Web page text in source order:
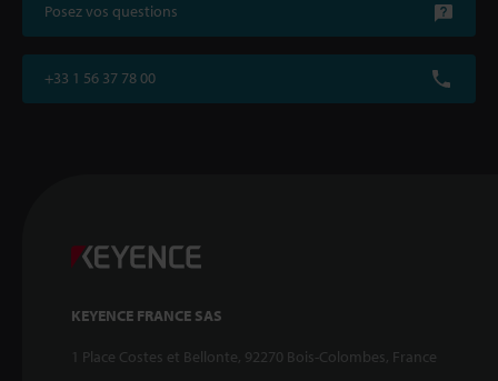
Posez vos questions
+33 1 56 37 78 00
KEYENCE FRANCE SAS
1 Place Costes et Bellonte, 92270 Bois-Colombes, France